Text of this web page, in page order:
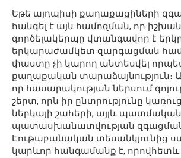
Եթե այդպիսի քաղաքացիների
հանգել է այն համոզման, որ
գործելակերպը վտանգավոր է
երկարաժամկետ զարգացման
փաստը չի կարող անտեսվել
քաղաքական տարաձայնություն։
որ հասարակության ներսում
շերտ, որն իր ընտրությունը
ներկայի շահերի, այլև պատմական
պատասխանատվության
Էութաբանական տեսանկյունից
կարևոր հանգամանք է, որովհետև